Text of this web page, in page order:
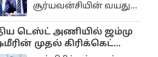
சூர்யவன்சியின் வயது
உலகளவில் தொடர்ந்து
எழுந்து வரும்
நிலையில்,
டெஸ்ட் அணியில் ஜம்மு
முதல் கிரிக்கெட்